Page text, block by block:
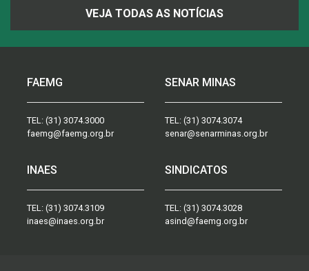
VEJA TODAS AS NOTÍCIAS
FAEMG
TEL: (31) 3074.3000
faemg@faemg.org.br
SENAR MINAS
TEL: (31) 3074.3074
senar@senarminas.org.br
INAES
TEL: (31) 3074.3109
inaes@inaes.org.br
SINDICATOS
TEL: (31) 3074.3028
asind@faemg.org.br